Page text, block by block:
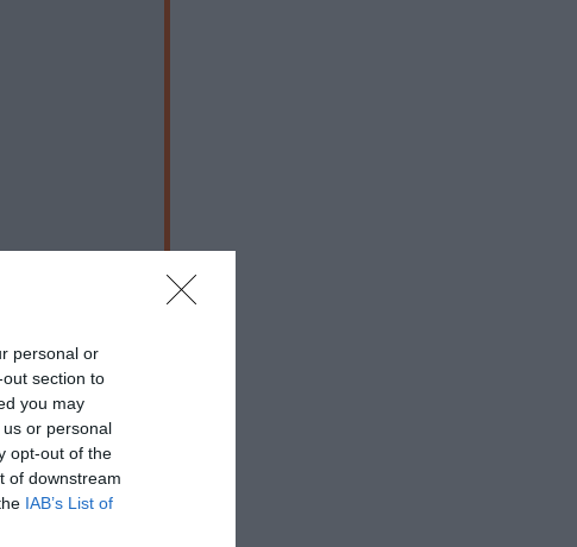
personal or
section to
you may
or personal
opt-out of the
of downstream
IAB’s List of